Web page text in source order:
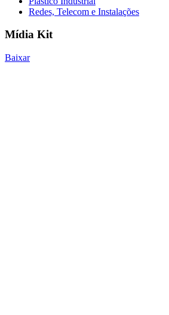
Redes, Telecom e Instalações
Mídia Kit
Baixar